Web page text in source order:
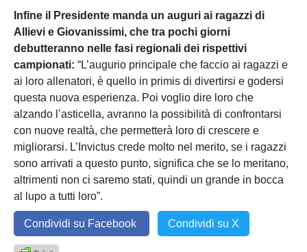
Infine il Presidente manda un auguri ai ragazzi di
Allievi e Giovanissimi, che tra pochi giorni
debutteranno nelle fasi regionali dei rispettivi
campionati: “L’augurio principale che faccio ai ragazzi e
ai loro allenatori, è quello in primis di divertirsi e godersi
questa nuova esperienza. Poi voglio dire loro che
alzando l’asticella, avranno la possibilità di confrontarsi
con nuove realtà, che permetterà loro di crescere e
migliorarsi. L’Invictus crede molto nel merito, se i ragazzi
sono arrivati a questo punto, significa che se lo meritano,
altrimenti non ci saremo stati, quindi un grande in bocca
al lupo a tutti loro”.
Condividi su Facebook Condividi su X